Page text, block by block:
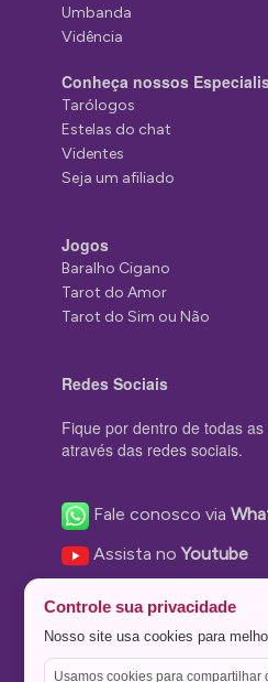
Umbanda
Vidência
Conheça nossos
Tarólogos
Estelas do chat
Videntes
Seja um afiliado
Jogos
Baralho Cigano
Tarot do Amor
Tarot do Sim ou Não
Redes Sociais
Fique por dentro de todas
através das redes sociais.
Fale conosco via
Assista noYoutube
Nos siga no
Nos siga noTwitter
Controle sua privacidade
Nosso site usa cookies para
Usamos cookies para compartilhar